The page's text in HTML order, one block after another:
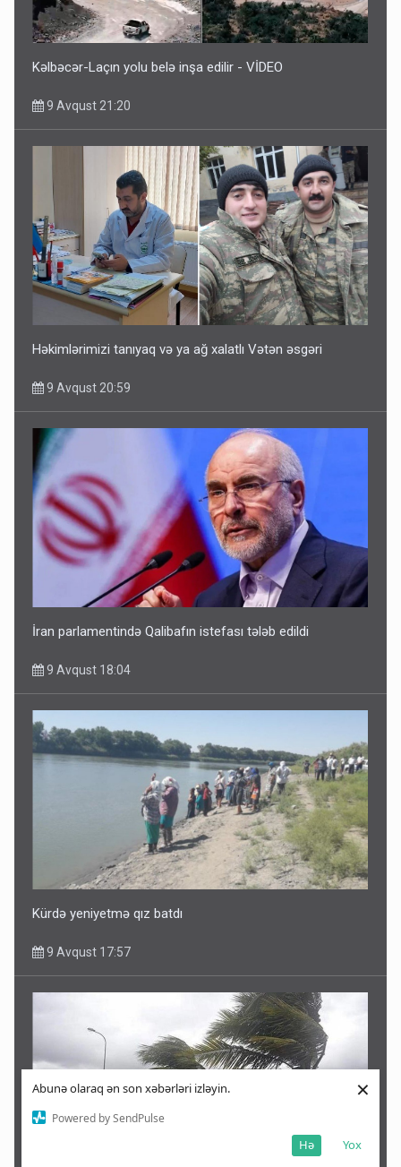
Abunə olaraq ən son xəbərləri izləyin.
Powered by SendPulse
Yox
Hə
×
Kəlbəcər-Laçın yolu belə inşa edilir - VİDEO
9 Avqust 21:20
Həkimlərimizi tanıyaq və ya ağ xalatlı Vətən əsgəri
9 Avqust 20:59
İran parlamentində Qalibafın istefası tələb edildi
9 Avqust 18:04
Kürdə yeniyetmə qız batdı
9 Avqust 17:57